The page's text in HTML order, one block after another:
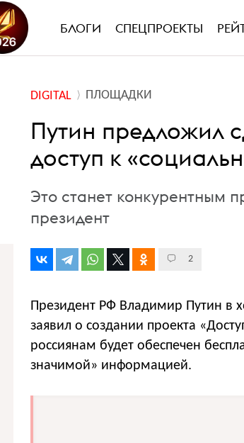
БЛОГИ СПЕЦПРОЕКТЫ
DIGITAL ПЛОЩАДКИ
Путин предложил
доступ к
Это станет конкурентным
президент
2
Президент РФ Владимир Путин в
заявил о создании проекта
россиянам будет обеспечен
значимой» информацией.